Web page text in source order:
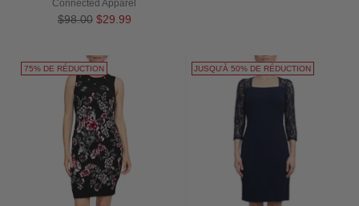
Connected Apparel
Prix
$98.00 $29.99
75% DE RÉDUCTION JUSQU'À 50% DE RÉDUCTION